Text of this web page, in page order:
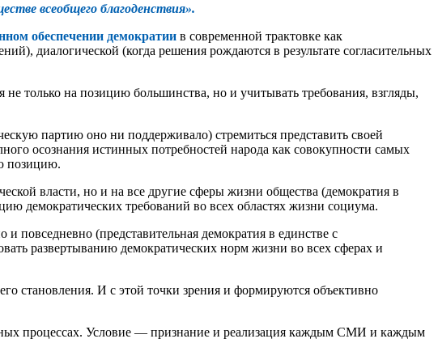
всеобщего благоденствия».
обеспечении демократии в современной трактовке как
диалогической (когда решения рождаются в результате согласительных
не только на позицию большинства, но и учитывать требования, взгляды,
партию оно ни поддерживало) стремиться представить своей
осознания истинных потребностей народа как совокупности самых
позицию.
власти, но и на все другие сферы жизни общества (демократия в
демократических требований во всех областях жизни социума.
и повседневно (представительная демократия в единстве с
развертыванию демократических норм жизни во всех сферах и
становления. И с этой точки зрения и формируются объективно
процессах. Условие — признание и реализация каждым СМИ и каждым